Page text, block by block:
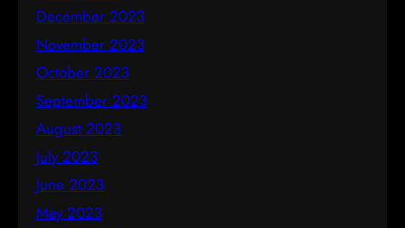
December 2023
November 2023
October 2023
September 2023
August 2023
July 2023
June 2023
May 2023